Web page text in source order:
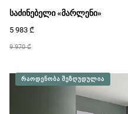
საძინებელი «მარლენი»
9 970 ₾
5 983 ₾
ᲠᲐᲝᲓᲔᲜᲝᲑᲐ ᲨᲔᲖᲦᲣᲓᲣᲚᲘᲐ